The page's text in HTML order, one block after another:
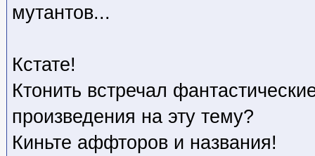
мутантов...
Кстате!
Ктонить встречал
произведения на эту тему?
Киньте аффторов и названия!